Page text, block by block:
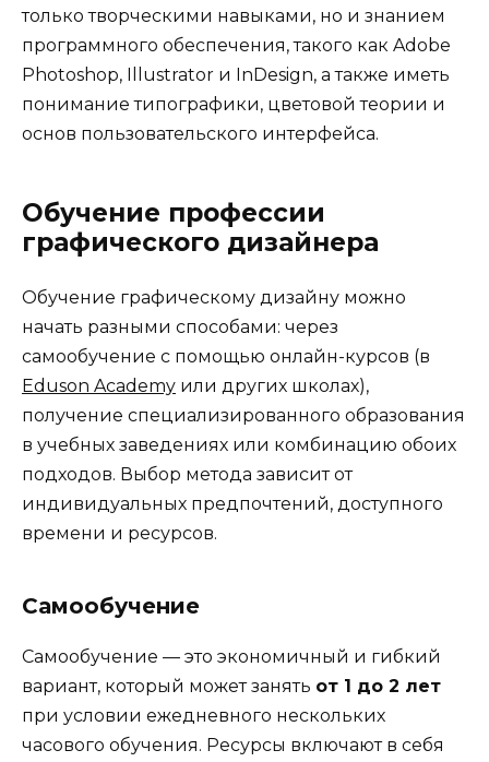
только творческими навыками, но и знанием
программного обеспечения, такого как Adobe
Photoshop, Illustrator и InDesign, а также иметь
понимание типографики, цветовой теории и
основ пользовательского интерфейса.
Обучение профессии
графического дизайнера
Обучение графическому дизайну можно
начать разными способами: через
самообучение с помощью онлайн-курсов (в
Eduson Academy или других школах),
получение специализированного образования
в учебных заведениях или комбинацию обоих
подходов. Выбор метода зависит от
индивидуальных предпочтений, доступного
времени и ресурсов.
Самообучение
Самообучение — это экономичный и гибкий
вариант, который может занять от 1 до 2 лет
при условии ежедневного нескольких
часового обучения. Ресурсы включают в себя